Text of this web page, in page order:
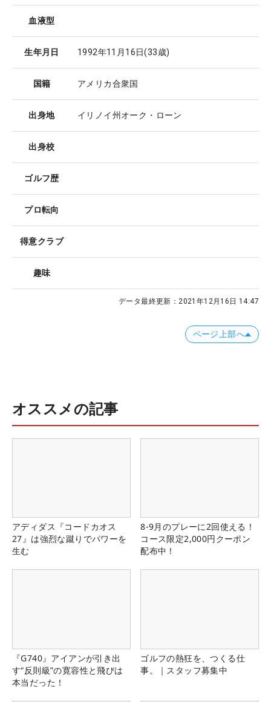
血液型
生年月日 1992年11月16日(33歳)
国籍 アメリカ合衆国
出身地 イリノイ州オーク・ローン
出身校
ゴルフ歴
プロ転向
得意クラブ
趣味
データ最終更新：2021年12月16日 14:47
ページ上部へ
オススメの記事
アディダス『コードカオス
27』は強烈な蹴りでパワーを
生む
8-9月のプレーに2回使える！
コース限定2,000円クーポン
配布中！
『G740』アイアンが引き出
す“反則級”の寛容性と飛びは
本当だった！
ゴルフの熱狂を、つくる仕
事。｜スタッフ募集中